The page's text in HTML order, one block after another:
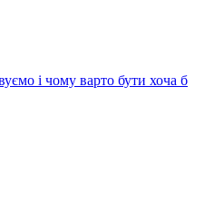
і чому варто бути хоча б